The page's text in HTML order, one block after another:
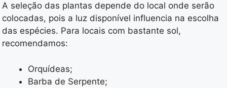
A seleção das plantas depende do local onde serão
colocadas, pois a luz disponível influencia na escolha
das espécies. Para locais com bastante sol,
recomendamos:
Orquídeas;
Barba de Serpente;